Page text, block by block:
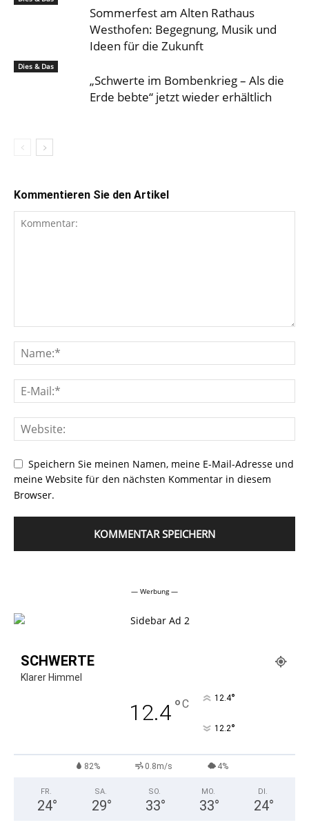
Sommerfest am Alten Rathaus
Westhofen: Begegnung, Musik und
Ideen für die Zukunft
Dies & Das
„Schwerte im Bombenkrieg – Als die
Erde bebte“ jetzt wieder erhältlich
Kommentieren Sie den Artikel
Speichern Sie meinen Namen, meine E-Mail-Adresse und
meine Website für den nächsten Kommentar in diesem
Browser.
— Werbung —
SCHWERTE
Klarer Himmel
12.4°C 12.4°
12.2°
82% 0.8m/s 4%
FR.
24°
SA.
29°
SO.
33°
MO.
33°
DI.
24°